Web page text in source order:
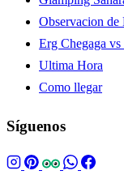
Observacion de
Erg Chegaga
Ultima Hora
Como llegar
Síguenos